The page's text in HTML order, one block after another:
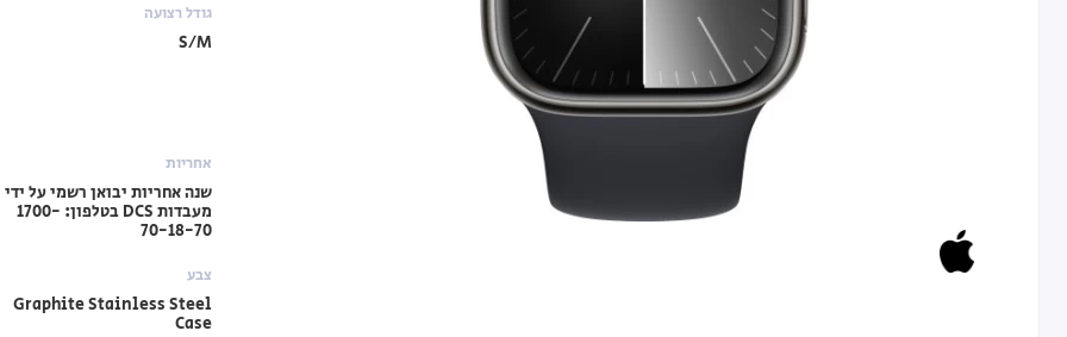
גודל רצועה
S/M
אחריות
שנה אחריות יבואן רשמי על ידי
מעבדות DCS בטלפון: 1700-
70-18-70
צבע
Graphite Stainless Steel
Case